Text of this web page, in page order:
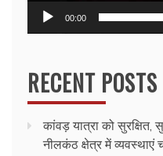
00:00
RECENT POSTS
कांवड़ यात्रा को सुरक्षित,
नीलकंठ क्षेत्र में व्यवस्थाएं